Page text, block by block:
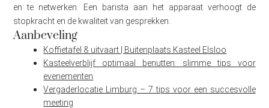
en te netwerken. Een barista aan het apparaat verhoogt de
stopkracht en de kwaliteit van gesprekken.
Aanbeveling
Koffietafel & uitvaart | Buitenplaats Kasteel Elsloo
Kasteelverblijf optimaal benutten: slimme tips voor
evenementen
Vergaderlocatie Limburg – 7 tips voor een succesvolle
meeting